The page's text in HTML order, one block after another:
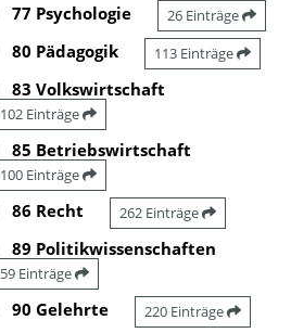
77 Psychologie 26 Einträge
80 Pädagogik 113 Einträge
83 Volkswirtschaft
102 Einträge
85 Betriebswirtschaft
100 Einträge
86 Recht 262 Einträge
89 Politikwissenschaften
59 Einträge
90 Gelehrte 220 Einträge